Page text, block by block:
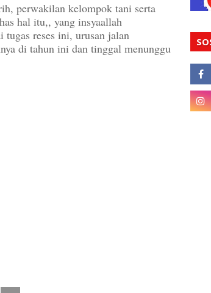
perwakilan kelompok tani serta
hal itu,, yang insyaallah
tugas reses ini, urusan jalan
di tahun ini dan tinggal menunggu